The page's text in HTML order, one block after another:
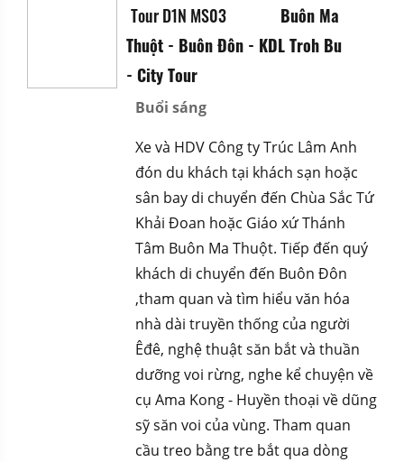
Tour D1N MS03
Buôn Ma
Thuột - Buôn Đôn - KDL Troh Bu
- City Tour
Buổi sáng
Xe và HDV Công ty Trúc Lâm Anh
đón du khách tại khách sạn hoặc
sân bay di chuyển đến Chùa Sắc Tứ
Khải Đoan hoặc Giáo xứ Thánh
Tâm Buôn Ma Thuột. Tiếp đến quý
khách di chuyển đến Buôn Đôn
,tham quan và tìm hiểu văn hóa
nhà dài truyền thống của người
Êđê, nghệ thuật săn bắt và thuần
dưỡng voi rừng, nghe kể chuyện về
cụ Ama Kong - Huyền thoại về dũng
sỹ săn voi của vùng. Tham quan
cầu treo bằng tre bắt qua dòng